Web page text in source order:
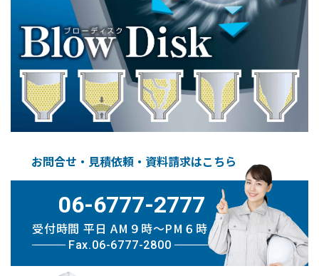
お問合せ・見積依頼・資料請求はこちら
06-6777-2777
受付時間 平日 AM９時〜PM６時
Fax.06-6777-2800